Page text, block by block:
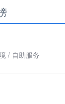
/ 自助服务